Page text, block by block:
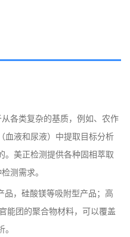
各类复杂的基质，例如、农作
血液和尿液）中提取目标分析
。美正检测提供各种固相萃取
测需求。
品，硅酸镁等吸附型产品；高
能团的聚合物材料，可以覆盖